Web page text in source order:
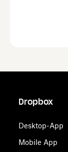
Dropbox
Desktop-App
Mobile App